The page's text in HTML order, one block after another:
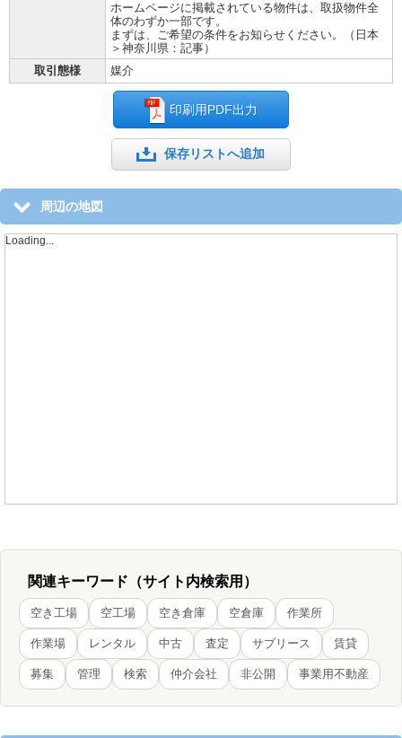
ホームページに掲載されている物件は、取扱物件全
体のわずか一部です。
まずは、ご希望の条件をお知らせください。（日本
＞神奈川県：記事）
取引態様
媒介
印刷用PDF出力
保存リストへ追加
周辺の地図
Loading...
関連キーワード（サイト内検索用）
空き工場 空工場 空き倉庫 空倉庫 作業所
作業場 レンタル 中古 査定 サブリース 賃貸
募集 管理 検索 仲介会社 非公開 事業用不動産